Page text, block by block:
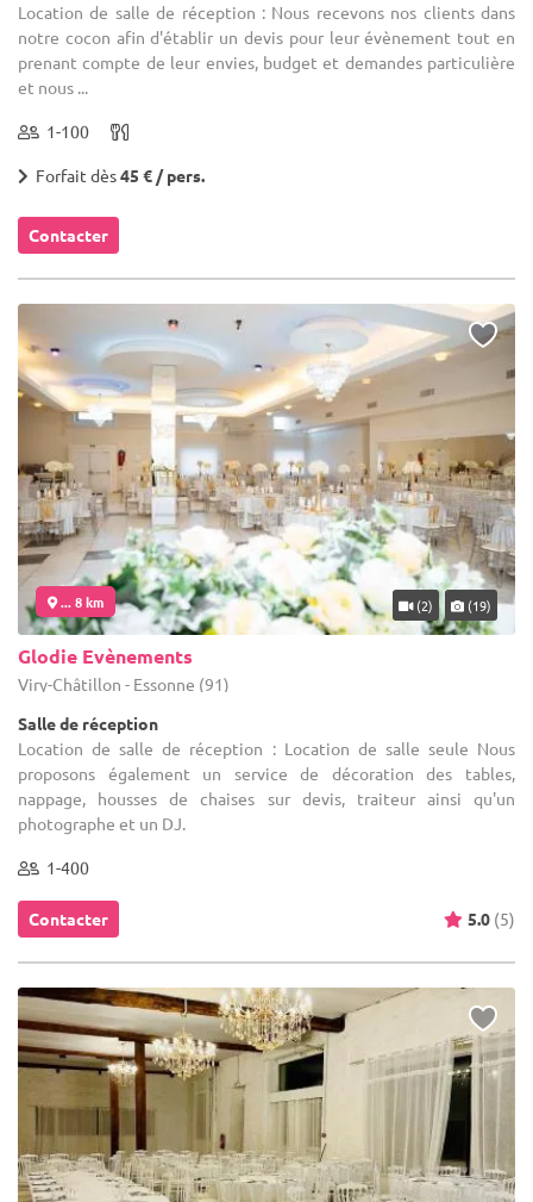
Location de salle de réception : Nous recevons nos clients dans
notre cocon afin d'établir un devis pour leur évènement tout en
prenant compte de leur envies, budget et demandes particulière
et nous ...
1-100
Forfait dès45 € / pers.
Contacter
... 8 km (2) (19)
Glodie Evènements
Viry-Châtillon - Essonne (91)
Salle de réception
Location de salle de réception : Location de salle seule Nous
proposons également un service de décoration des tables,
nappage, housses de chaises sur devis, traiteur ainsi qu'un
photographe et un DJ.
1-400
Contacter 5.0 (5)